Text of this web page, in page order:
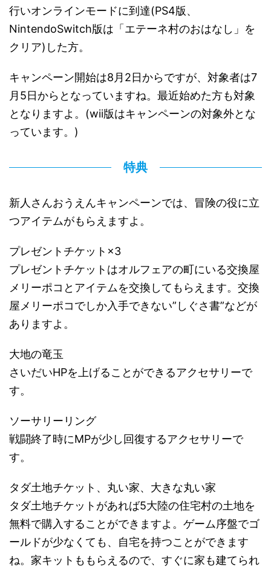
行いオンラインモードに到達(PS4版、
NintendoSwitch版は「エテーネ村のおはなし」を
クリア)した方。
キャンペーン開始は8月2日からですが、対象者は7
月5日からとなっていますね。最近始めた方も対象
となりますよ。(wii版はキャンペーンの対象外とな
っています。)
特典
新人さんおうえんキャンペーンでは、冒険の役に立
つアイテムがもらえますよ。
プレゼントチケット×3
プレゼントチケットはオルフェアの町にいる交換屋
メリーポコとアイテムを交換してもらえます。交換
屋メリーポコでしか入手できない”しぐさ書”などが
ありますよ。
大地の竜玉
さいだいHPを上げることができるアクセサリーで
す。
ソーサリーリング
戦闘終了時にMPが少し回復するアクセサリーで
す。
タダ土地チケット、丸い家、大きな丸い家
タダ土地チケットがあれば5大陸の住宅村の土地を
無料で購入することができますよ。ゲーム序盤でゴ
ールドが少なくても、自宅を持つことができます
ね。家キットももらえるので、すぐに家も建てられ